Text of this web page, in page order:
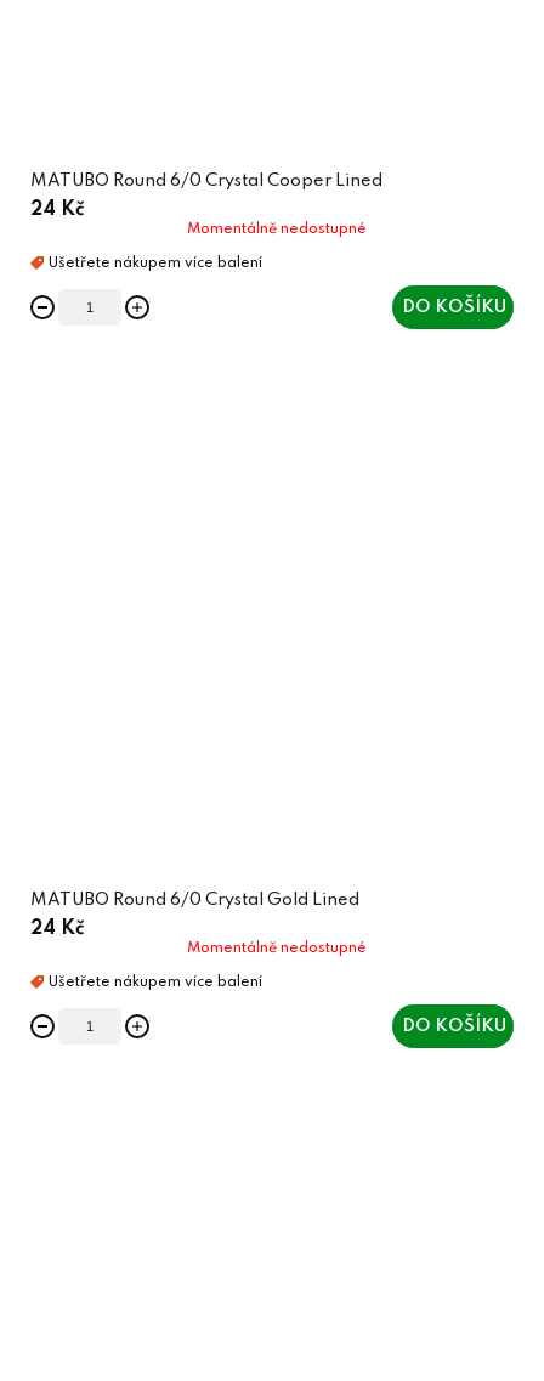
MATUBO Round 6/0 Crystal Cooper Lined
24 Kč
Momentálně nedostupné
DO KOŠÍKU
MATUBO Round 6/0 Crystal Gold Lined
24 Kč
Momentálně nedostupné
DO KOŠÍKU